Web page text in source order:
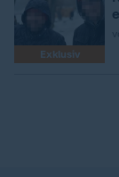
Exklusiv